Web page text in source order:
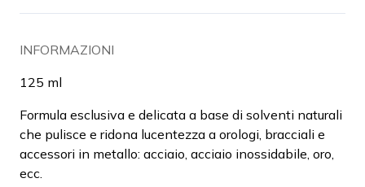
INFORMAZIONI
125 ml
Formula esclusiva e delicata a base di solventi naturali
che pulisce e ridona lucentezza a orologi, bracciali e
accessori in metallo: acciaio, acciaio inossidabile, oro,
ecc.